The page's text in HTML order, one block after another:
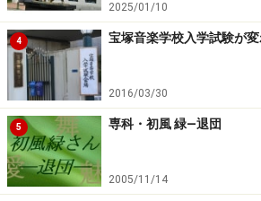
2025/01/10
4 宝塚音楽学校入学試験が変
2016/03/30
5 専科・初風 緑―退団
2005/11/14